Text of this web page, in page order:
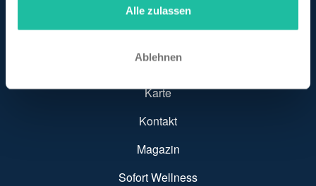
Alle zulassen
Ablehnen
SUBFOOTER MENU
Hoteleintrag
Karte
Kontakt
Magazin
Sofort Wellness